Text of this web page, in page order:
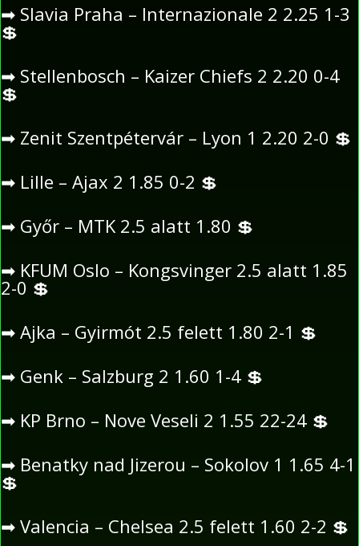
➡ Slavia Praha – Internazionale 2 2.25 1-3
💲
➡ Stellenbosch – Kaizer Chiefs 2 2.20 0-4
💲
➡ Zenit Szentpétervár – Lyon 1 2.20 2-0 💲
➡ Lille – Ajax 2 1.85 0-2 💲
➡ Győr – MTK 2.5 alatt 1.80 💲
➡ KFUM Oslo – Kongsvinger 2.5 alatt 1.85
2-0 💲
➡ Ajka – Gyirmót 2.5 felett 1.80 2-1 💲
➡ Genk – Salzburg 2 1.60 1-4 💲
➡ KP Brno – Nove Veseli 2 1.55 22-24 💲
➡ Benatky nad Jizerou – Sokolov 1 1.65 4-1
💲
➡ Valencia – Chelsea 2.5 felett 1.60 2-2 💲